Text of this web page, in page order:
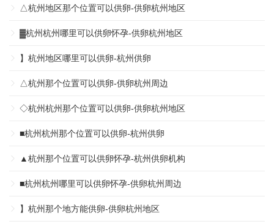
△杭州地区那个位置可以供卵-供卵杭州地区
▓杭州杭州哪里可以供卵怀孕-供卵杭州地区
】杭州地区哪里可以供卵-杭州供卵
△杭州那个位置可以供卵-供卵杭州周边
◇杭州杭州那个位置可以供卵-供卵杭州地区
■杭州杭州那个位置可以供卵-杭州供卵
▲杭州那个位置可以供卵怀孕-杭州供卵机构
■杭州杭州哪里可以供卵怀孕-供卵杭州周边
】杭州那个地方能供卵-供卵杭州地区